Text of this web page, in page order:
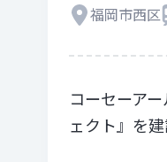
福岡市西区
コーセーア
ェクト』を